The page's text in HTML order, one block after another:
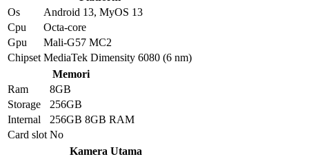
Os
Android 13, MyOS 13
Cpu
Octa-core
Gpu
Mali-G57 MC2
Chipset MediaTek Dimensity 6080 (6 nm)
Memori
Ram
8GB
Storage
256GB
Internal
256GB 8GB RAM
Card slot No
Kamera Utama